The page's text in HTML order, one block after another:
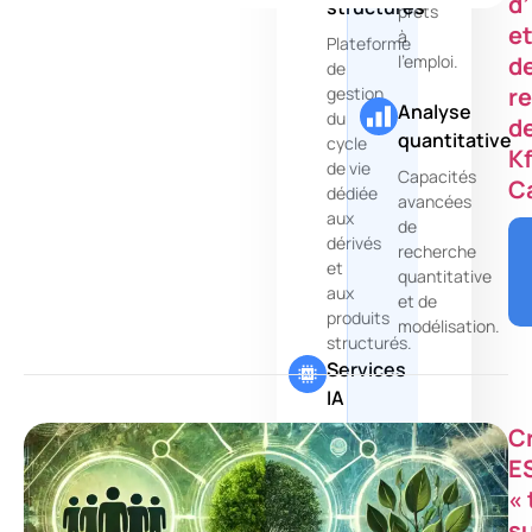
structurés
Plateforme
de
gestion
du
cycle
de vie
dédiée
aux
dérivés
et
aux
produits
structurés.
Services
IA
Exploitez
l'intelligence
artificielle
pour
prêts
à
l'emploi.
Analyse
quantitative
Capacités
avancées
de
recherche
quantitative
et de
modélisation.
et
«